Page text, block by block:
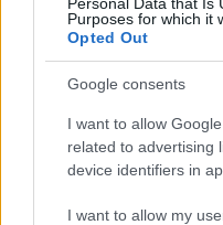
Purposes for which it
Opted Out
Google consents
I want to allow
related to advertising
device identifiers in
I want to allow my
néznünk, hogy milyen
rendelkezésre, az év
van szó, hogy ‘Hé,
Rengeteg erőfeszítést
érdekében.”